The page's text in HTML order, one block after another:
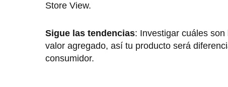
Store View.
Sigue las tendencias: Investigar cuáles
valor agregado, así tu producto será
consumidor.